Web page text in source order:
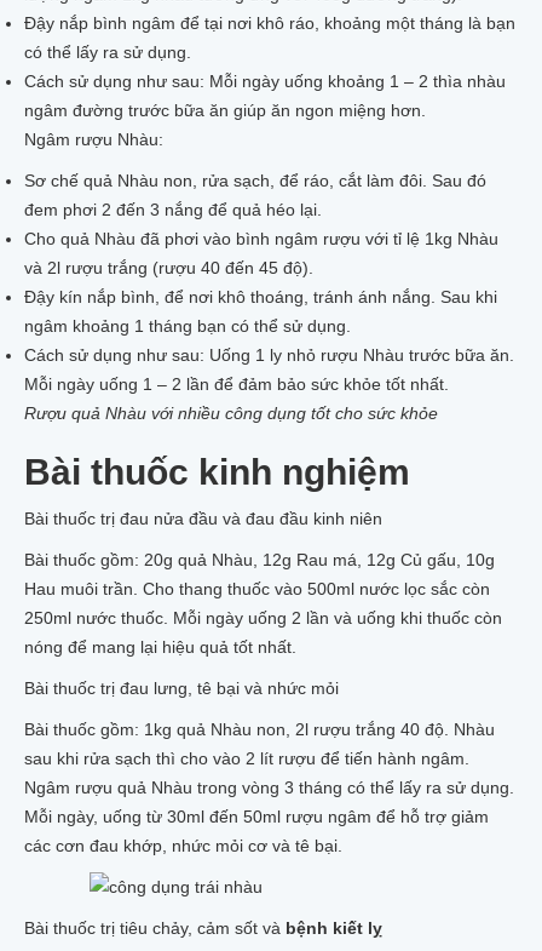
Đậy nắp bình ngâm để tại nơi khô ráo, khoảng một tháng là bạn
có thể lấy ra sử dụng.
Cách sử dụng như sau: Mỗi ngày uống khoảng 1 – 2 thìa nhàu
ngâm đường trước bữa ăn giúp ăn ngon miệng hơn.
Ngâm rượu Nhàu:
Sơ chế quả Nhàu non, rửa sạch, để ráo, cắt làm đôi. Sau đó
đem phơi 2 đến 3 nắng để quả héo lại.
Cho quả Nhàu đã phơi vào bình ngâm rượu với tỉ lệ 1kg Nhàu
và 2l rượu trắng (rượu 40 đến 45 độ).
Đậy kín nắp bình, để nơi khô thoáng, tránh ánh nắng. Sau khi
ngâm khoảng 1 tháng bạn có thể sử dụng.
Cách sử dụng như sau: Uống 1 ly nhỏ rượu Nhàu trước bữa ăn.
Mỗi ngày uống 1 – 2 lần để đảm bảo sức khỏe tốt nhất.
Rượu quả Nhàu với nhiều công dụng tốt cho sức khỏe
Bài thuốc kinh nghiệm
Bài thuốc trị đau nửa đầu và đau đầu kinh niên
Bài thuốc gồm: 20g quả Nhàu, 12g Rau má, 12g Củ gấu, 10g
Hau muôi trần. Cho thang thuốc vào 500ml nước lọc sắc còn
250ml nước thuốc. Mỗi ngày uống 2 lần và uống khi thuốc còn
nóng để mang lại hiệu quả tốt nhất.
Bài thuốc trị đau lưng, tê bại và nhức mỏi
Bài thuốc gồm: 1kg quả Nhàu non, 2l rượu trắng 40 độ. Nhàu
sau khi rửa sạch thì cho vào 2 lít rượu để tiến hành ngâm.
Ngâm rượu quả Nhàu trong vòng 3 tháng có thể lấy ra sử dụng.
Mỗi ngày, uống từ 30ml đến 50ml rượu ngâm để hỗ trợ giảm
các cơn đau khớp, nhức mỏi cơ và tê bại.
Bài thuốc trị tiêu chảy, cảm sốt và bệnh kiết lỵ